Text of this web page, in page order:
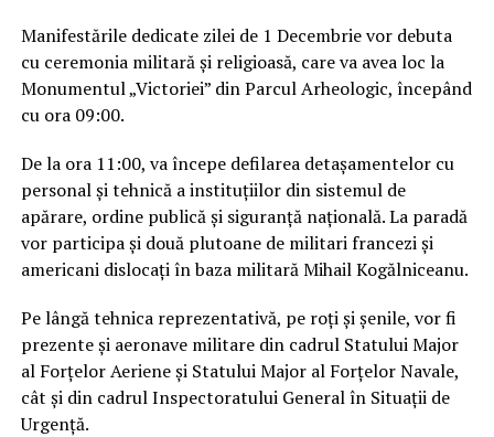
Manifestările dedicate zilei de 1 Decembrie vor debuta
cu ceremonia militară și religioasă, care va avea loc la
Monumentul „Victoriei” din Parcul Arheologic, începând
cu ora 09:00.
De la ora 11:00, va începe defilarea detașamentelor cu
personal și tehnică a instituțiilor din sistemul de
apărare, ordine publică și siguranță națională. La paradă
vor participa și două plutoane de militari francezi și
americani dislocați în baza militară Mihail Kogălniceanu.
Pe lângă tehnica reprezentativă, pe roți și șenile, vor fi
prezente și aeronave militare din cadrul Statului Major
al Forțelor Aeriene și Statului Major al Forțelor Navale,
cât și din cadrul Inspectoratului General în Situații de
Urgență.